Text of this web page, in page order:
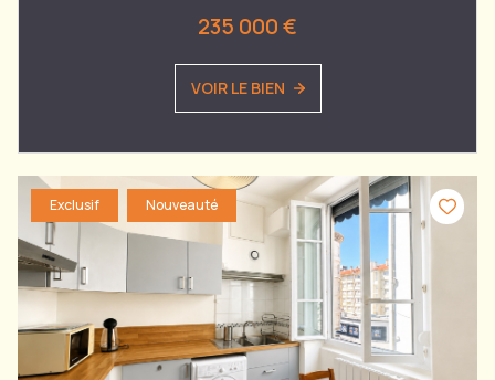
235 000 €
VOIR LE BIEN
Exclusif Nouveauté